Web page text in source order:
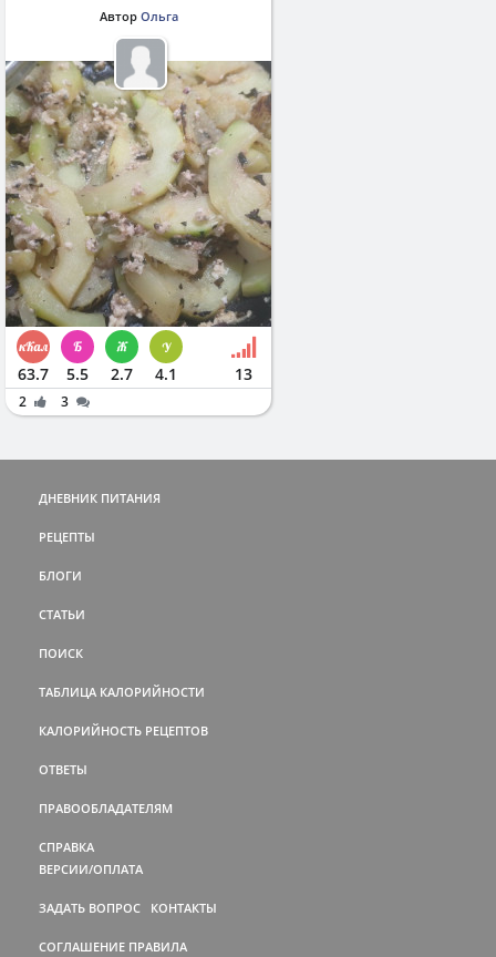
Автор Ольга
63.7 5.5 2.7 4.1 13
2 3
ДНЕВНИК ПИТАНИЯ
РЕЦЕПТЫ
БЛОГИ
СТАТЬИ
ПОИСК
ТАБЛИЦА КАЛОРИЙНОСТИ
КАЛОРИЙНОСТЬ РЕЦЕПТОВ
ОТВЕТЫ
ПРАВООБЛАДАТЕЛЯМ
СПРАВКА
ВЕРСИИ/ОПЛАТА
ЗАДАТЬ ВОПРОС КОНТАКТЫ
СОГЛАШЕНИЕ ПРАВИЛА